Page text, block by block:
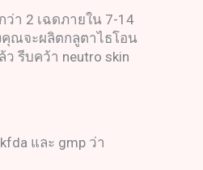
า 2 เฉดภายใน 7-14
คุณจะผลิตกลูตาไธโอน
รีบคว้า neutro skin
และ gmp ว่า